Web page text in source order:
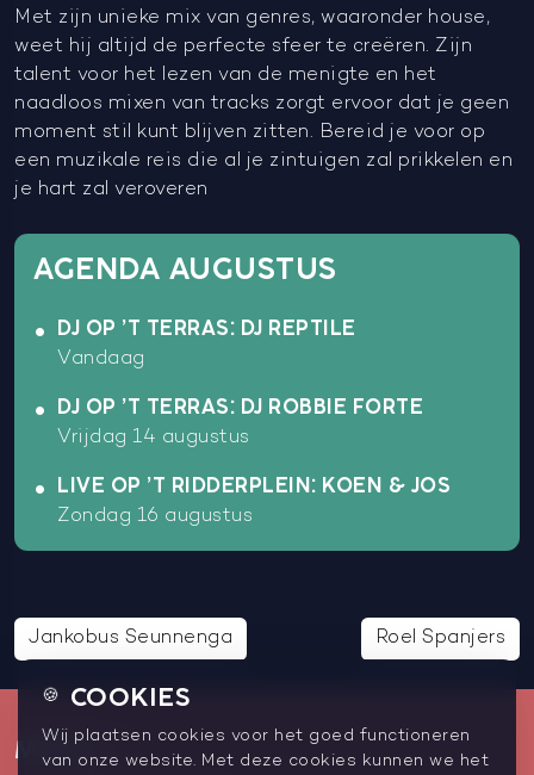
Met zijn unieke mix van genres, waaronder house,
weet hij altijd de perfecte sfeer te creëren. Zijn
talent voor het lezen van de menigte en het
naadloos mixen van tracks zorgt ervoor dat je geen
moment stil kunt blijven zitten. Bereid je voor op
een muzikale reis die al je zintuigen zal prikkelen en
je hart zal veroveren
AGENDA AUGUSTUS
DJ OP ’T TERRAS: DJ REPTILE
Vandaag
DJ OP ’T TERRAS: DJ ROBBIE FORTE
Vrijdag 14 augustus
LIVE OP ’T RIDDERPLEIN: KOEN & JOS
Zondag 16 augustus
Jankobus Seunnenga Roel Spanjers
MENU
🍪 COOKIES
Wij plaatsen cookies voor het goed functioneren
van onze website. Met deze cookies kunnen we het